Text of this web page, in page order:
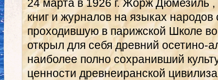
24 марта в 1926 г. Жорж Дюмезиль ,
книг и журналов на языках народов
проходившую в парижской Школе
открыл для себя древний осетино-
наиболее полно сохранивший
ценности древнеиранской